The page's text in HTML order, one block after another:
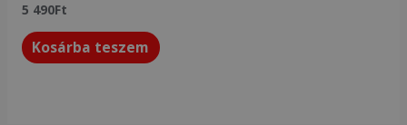
5 490Ft
Kosárba teszem